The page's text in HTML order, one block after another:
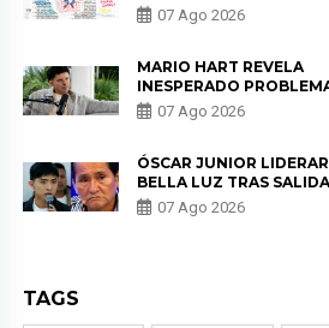
07 Ago 2026
MARIO HART REVELA
INESPERADO
SALUD ANTES DE
KORINA: “ME
07 Ago 2026
ÓSCAR JUNIOR
BELLA LUZ TRAS
PADRE POR POLÉMICA
NALDY SALDAÑA
07 Ago 2026
TAGS